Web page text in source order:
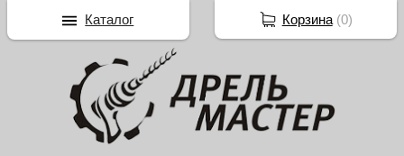
Корзина(0)
Каталог